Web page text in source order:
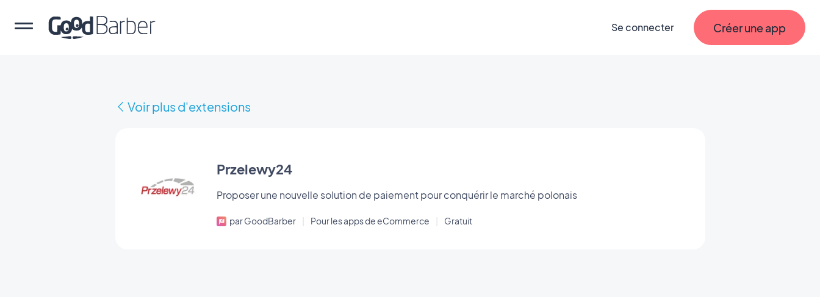
Se connecter Créer une app
Voir plus d'extensions
Przelewy24
Proposer une nouvelle solution de paiement pour conquérir le marché polonais
par GoodBarber Pour les apps de eCommerce Gratuit